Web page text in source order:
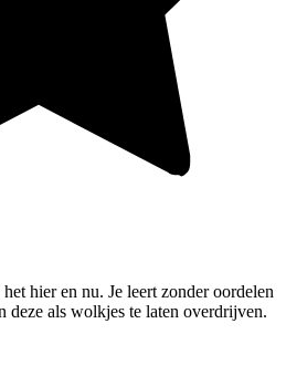
hier en nu. Je leert zonder oordelen
deze als wolkjes te laten overdrijven.